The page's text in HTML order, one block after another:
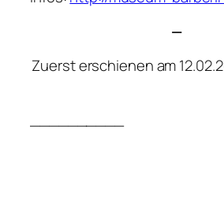
—
Zuerst erschienen am